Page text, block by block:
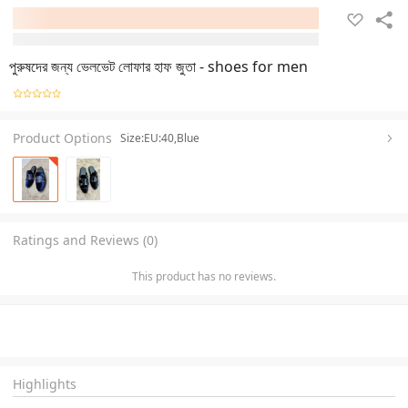
পুরুষদের জন্য ভেলভেট লোফার হাফ জুতা - shoes for men
Product Options Size:EU:40,Blue
Ratings and Reviews (0)
This product has no reviews.
Highlights